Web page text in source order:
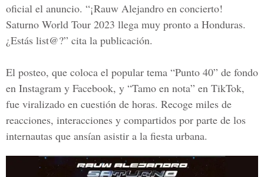
oficial el anuncio. “¡Rauw Alejandro en concierto!
Saturno World Tour 2023 llega muy pronto a Honduras.
¿Estás list@?” cita la publicación.
El posteo, que coloca el popular tema “Punto 40” de fondo
en Instagram y Facebook, y “Tamo en nota” en TikTok,
fue viralizado en cuestión de horas. Recoge miles de
reacciones, interacciones y compartidos por parte de los
internautas que ansían asistir a la fiesta urbana.